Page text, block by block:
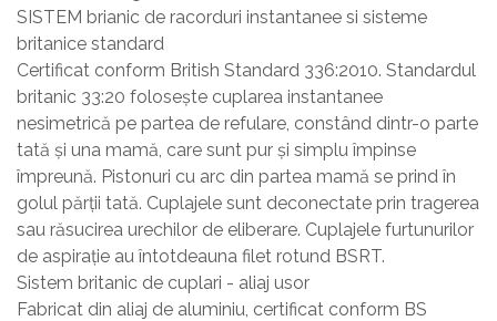
SISTEM brianic de racorduri instantanee si sisteme
britanice standard
Certificat conform British Standard 336:2010. Standardul
britanic 33:20 folosește cuplarea instantanee
nesimetrică pe partea de refulare, constând dintr-o parte
tată și una mamă, care sunt pur și simplu împinse
împreună. Pistonuri cu arc din partea mamă se prind în
golul părții tată. Cuplajele sunt deconectate prin tragerea
sau răsucirea urechilor de eliberare. Cuplajele furtunurilor
de aspirație au întotdeauna filet rotund BSRT.
Sistem britanic de cuplari - aliaj usor
Fabricat din aliaj de aluminiu, certificat conform BS